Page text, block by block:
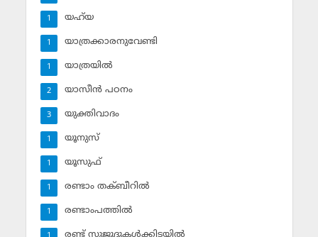
യഹ്‌യ
1
യാത്രക്കാരനുവേണ്ടി
1
യാത്രയില്‍
1
യാസീന്‍ പഠനം
2
യുക്തിവാദം
3
യൂനുസ്‌
1
യൂസുഫ്‌
1
രണ്ടാം തക്ബീറില്‍
1
രണ്ടാംപത്തില്‍
1
രണ്ട് സുജൂദുകള്‍ക്കിടയില്‍